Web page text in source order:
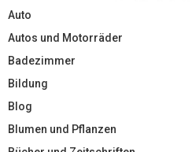
Auto
Autos und Motorräder
Badezimmer
Bildung
Blog
Blumen und Pflanzen